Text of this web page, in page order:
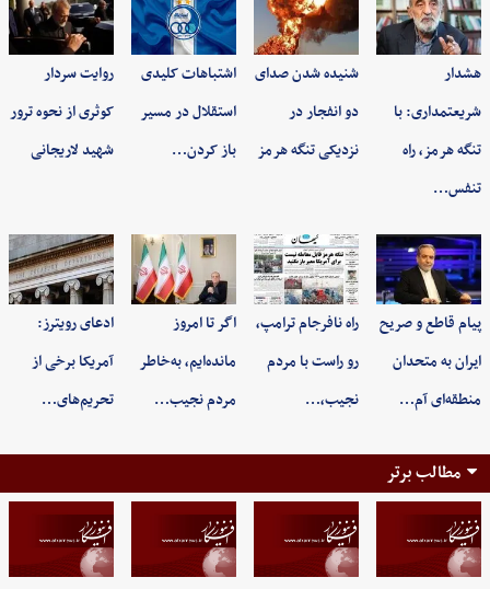
هشدار
شریعتمداری: با
تنگه هرمز، راه
تنفس…
شنیده شدن صدای
دو انفجار در
نزدیکی تنگه هرمز
اشتباهات کلیدی
استقلال در مسیر
باز کردن…
روایت سردار
کوثری از نحوه ترور
شهید لاریجانی
پیام قاطع و صریح
ایران به متحدان
منطقه‌ای آم…
راه نافرجام ترامپ،
رو راست با مردم
نجیب،…
اگر تا امروز
مانده‌ایم، به‌خاطر
مردم نجیب…
ادعای رویترز:
آمریکا برخی از
تحریم‌های…
مطالب برتر